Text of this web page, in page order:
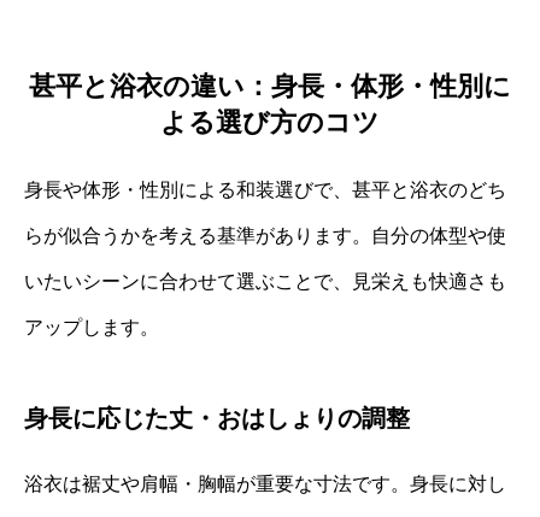
甚平と浴衣の違い：身長・体形・性別に
よる選び方のコツ
身長や体形・性別による和装選びで、甚平と浴衣のどち
らが似合うかを考える基準があります。自分の体型や使
いたいシーンに合わせて選ぶことで、見栄えも快適さも
アップします。
身長に応じた丈・おはしょりの調整
浴衣は裾丈や肩幅・胸幅が重要な寸法です。身長に対し